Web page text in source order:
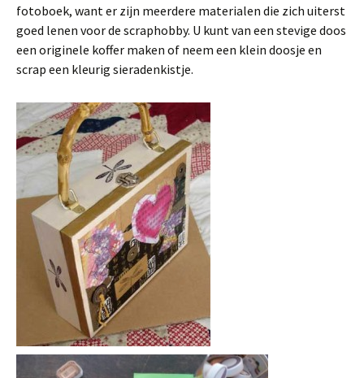
fotoboek, want er zijn meerdere materialen die zich uiterst
goed lenen voor de scraphobby. U kunt van een stevige doos
een originele koffer maken of neem een klein doosje en
scrap een kleurig sieradenkistje.